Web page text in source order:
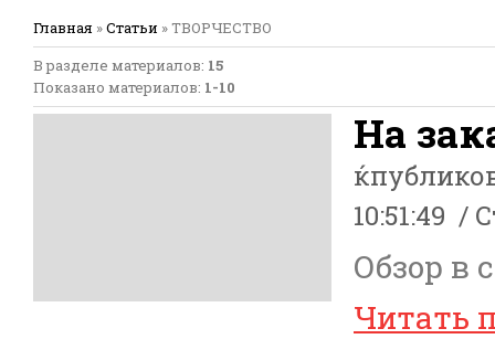
Главная »Статьи » ТВОРЧЕСТВО
В разделе материалов: 15
Показано материалов: 1-10
На
10:51:49
Обзор в
Читать